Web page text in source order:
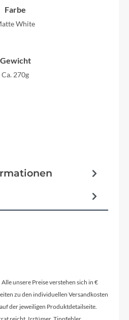
Farbe
White
Gewicht
Ca. 270g
unsere Preise verstehen sich in €
zu den individuellen Versandkosten
der jeweiligen Produktdetailseite.